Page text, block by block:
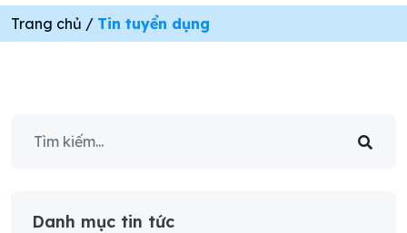
Trang chủ / Tin tuyển dụng
Danh mục tin tức